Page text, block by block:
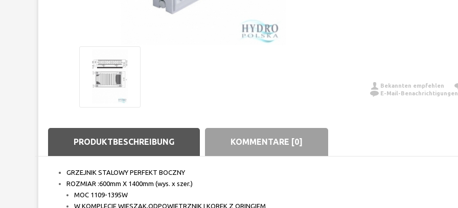
Bekannten empfehlen
E-Mail-Benachrichtigungen
PRODUKTBESCHREIBUNG KOMMENTARE [0]
GRZEJNIK STALOWY PERFEKT BOCZNY
ROZMIAR :600mm X 1400mm (wys. x szer.)
MOC 1109-1395W
W KOMPLECIE WIESZAK,ODPOWIETRZNIK I KOREK Z ORINGIEM